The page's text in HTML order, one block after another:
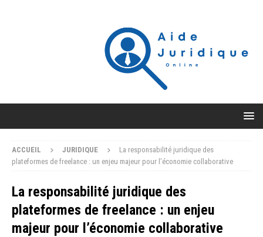
ACCUEIL JURIDIQUE
La responsabilité juridique des
plateformes de freelance : un enjeu majeur pour l’économie collaborative
La responsabilité juridique des
plateformes de freelance : un enjeu
majeur pour l’économie collaborative